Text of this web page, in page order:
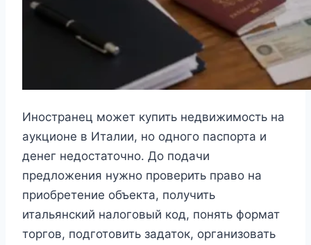
Иностранец может купить недвижимость на
аукционе в Италии, но одного паспорта и
денег недостаточно. До подачи
предложения нужно проверить право на
приобретение объекта, получить
итальянский налоговый код, понять формат
торгов, подготовить задаток, организовать